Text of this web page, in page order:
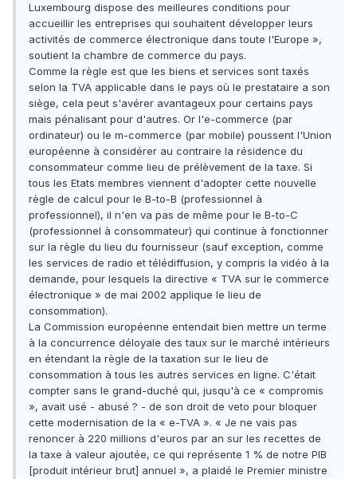
Luxembourg dispose des meilleures conditions pour
accueillir les entreprises qui souhaitent développer leurs
activités de commerce électronique dans toute l'Europe »,
soutient la chambre de commerce du pays.
Comme la règle est que les biens et services sont taxés
selon la TVA applicable dans le pays où le prestataire a son
siège, cela peut s'avérer avantageux pour certains pays
mais pénalisant pour d'autres. Or l'e-commerce (par
ordinateur) ou le m-commerce (par mobile) poussent l'Union
européenne à considérer au contraire la résidence du
consommateur comme lieu de prélèvement de la taxe. Si
tous les Etats membres viennent d'adopter cette nouvelle
règle de calcul pour le B-to-B (professionnel à
professionnel), il n'en va pas de même pour le B-to-C
(professionnel à consommateur) qui continue à fonctionner
sur la règle du lieu du fournisseur (sauf exception, comme
les services de radio et télédiffusion, y compris la vidéo à la
demande, pour lesquels la directive « TVA sur le commerce
électronique » de mai 2002 applique le lieu de
consommation).
La Commission européenne entendait bien mettre un terme
à la concurrence déloyale des taux sur le marché intérieurs
en étendant la règle de la taxation sur le lieu de
consommation à tous les autres services en ligne. C'était
compter sans le grand-duché qui, jusqu'à ce « compromis
», avait usé - abusé ? - de son droit de veto pour bloquer
cette modernisation de la « e-TVA ». « Je ne vais pas
renoncer à 220 millions d'euros par an sur les recettes de
la taxe à valeur ajoutée, ce qui représente 1 % de notre PIB
[produit intérieur brut] annuel », a plaidé le Premier ministre